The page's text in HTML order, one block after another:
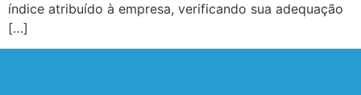
índice atribuído à empresa, verificando sua adequação
[…]